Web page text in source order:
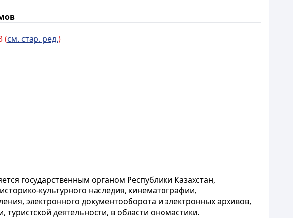
(см. стар. ред.)
государственным органом Республики Казахстан,
культурного наследия, кинематографии,
электронного документооборота и электронных архивов,
деятельности, в области ономастики.